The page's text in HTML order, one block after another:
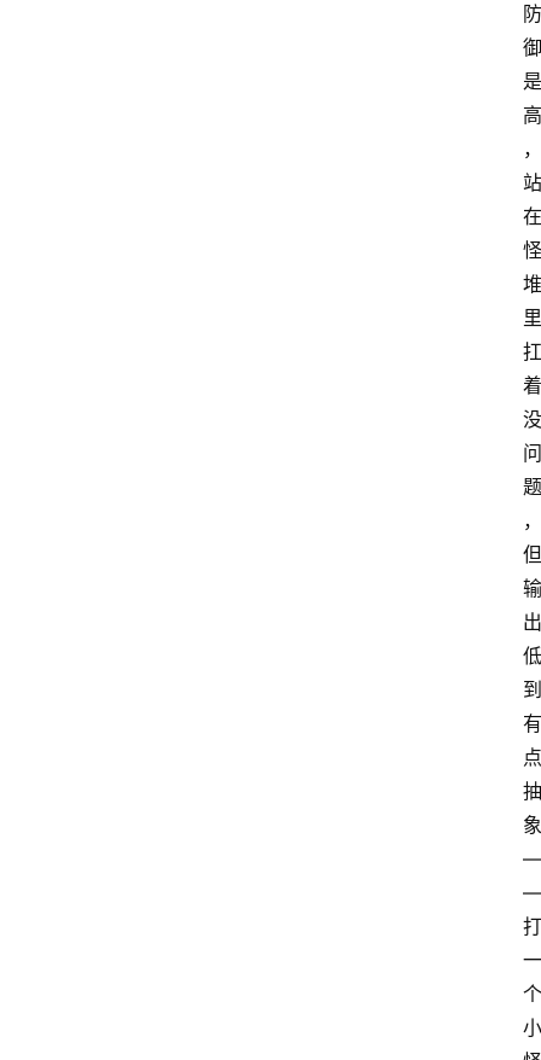
防
御
是
高
，
站
在
怪
堆
里
扛
着
没
问
题
，
但
输
出
低
到
有
点
抽
象
—
—
打
一
个
小